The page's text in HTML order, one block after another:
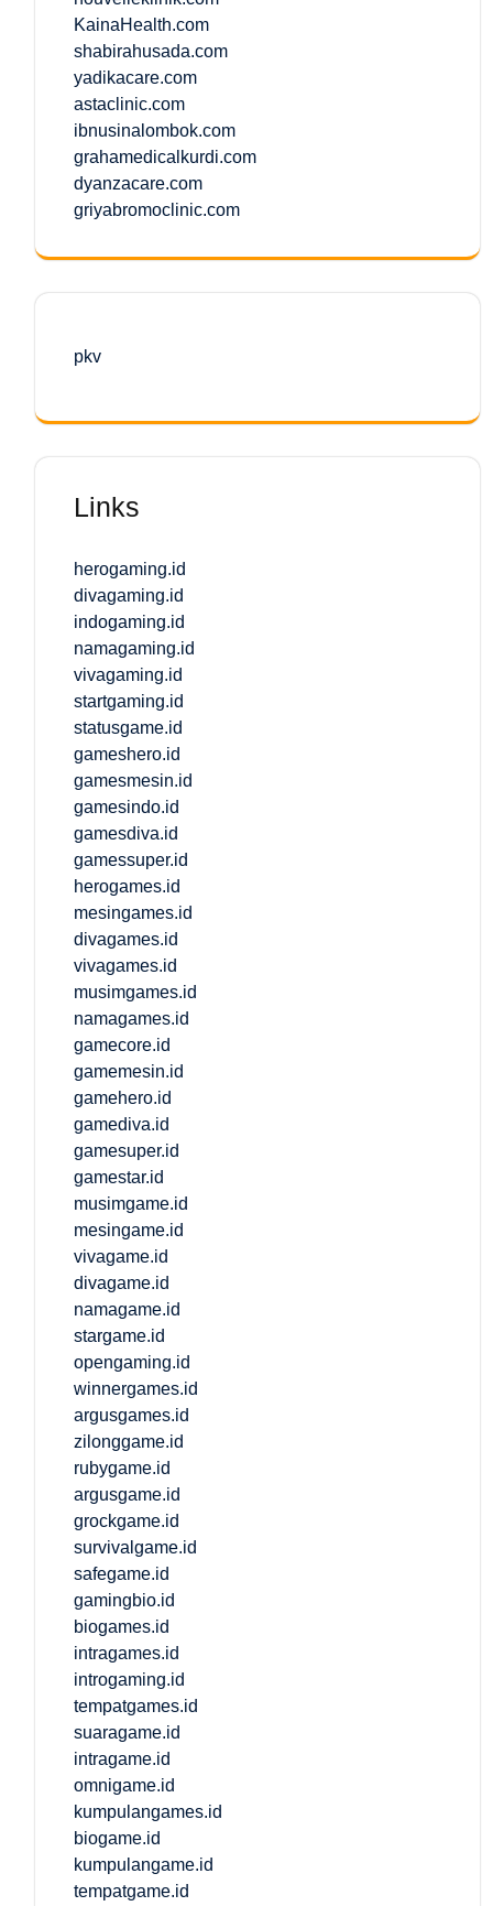
KainaHealth.com
shabirahusada.com
yadikacare.com
astaclinic.com
ibnusinalombok.com
grahamedicalkurdi.com
dyanzacare.com
griyabromoclinic.com
pkv
Links
herogaming.id
divagaming.id
indogaming.id
namagaming.id
vivagaming.id
startgaming.id
statusgame.id
gameshero.id
gamesmesin.id
gamesindo.id
gamesdiva.id
gamessuper.id
herogames.id
mesingames.id
divagames.id
vivagames.id
musimgames.id
namagames.id
gamecore.id
gamemesin.id
gamehero.id
gamediva.id
gamesuper.id
gamestar.id
musimgame.id
mesingame.id
vivagame.id
divagame.id
namagame.id
stargame.id
opengaming.id
winnergames.id
argusgames.id
zilonggame.id
rubygame.id
argusgame.id
grockgame.id
survivalgame.id
safegame.id
gamingbio.id
biogames.id
intragames.id
introgaming.id
tempatgames.id
suaragame.id
intragame.id
omnigame.id
kumpulangames.id
biogame.id
kumpulangame.id
tempatgame.id